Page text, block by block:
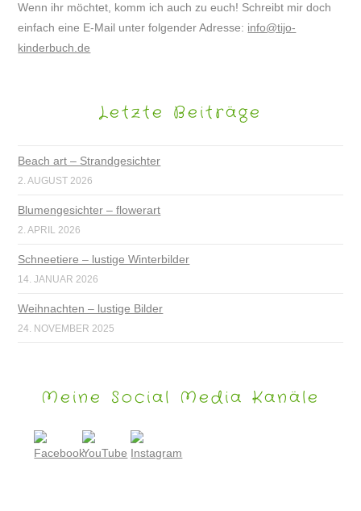
Wenn ihr möchtet, komm ich auch zu euch! Schreibt mir doch
einfach eine E-Mail unter folgender Adresse: info@tijo-
kinderbuch.de
Letzte Beiträge
Beach art – Strandgesichter
2. AUGUST 2026
Blumengesichter – flowerart
2. APRIL 2026
Schneetiere – lustige Winterbilder
14. JANUAR 2026
Weihnachten – lustige Bilder
24. NOVEMBER 2025
Meine Social Media Kanäle